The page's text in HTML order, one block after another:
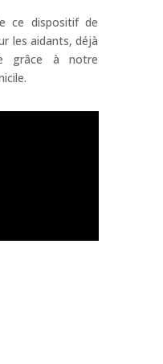
ce dispositif de
les aidants, déjà
grâce à notre